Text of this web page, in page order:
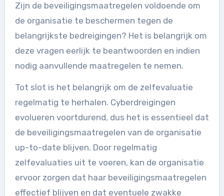
Zijn de beveiligingsmaatregelen voldoende om
de organisatie te beschermen tegen de
belangrijkste bedreigingen? Het is belangrijk om
deze vragen eerlijk te beantwoorden en indien
nodig aanvullende maatregelen te nemen.
Tot slot is het belangrijk om de zelfevaluatie
regelmatig te herhalen. Cyberdreigingen
evolueren voortdurend, dus het is essentieel dat
de beveiligingsmaatregelen van de organisatie
up-to-date blijven. Door regelmatig
zelfevaluaties uit te voeren, kan de organisatie
ervoor zorgen dat haar beveiligingsmaatregelen
effectief blijven en dat eventuele zwakke